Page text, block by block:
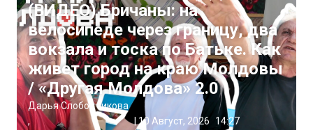
(ВИДЕО) Бричаны: на
велосипеде через границу, два
вокзала и тоска по Батьке. Как
живет город на краю Молдовы
/ «Другая Молдова» 2.0
Дарья Слободчикова
,
|10 Август, 2026 14:27